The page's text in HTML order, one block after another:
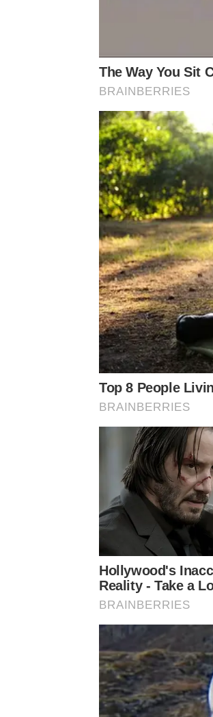
The Way You Sit
BRAINBERRIES
Top 8 People
BRAINBERRIES
Hollywood's
Reality - Take a
BRAINBERRIES